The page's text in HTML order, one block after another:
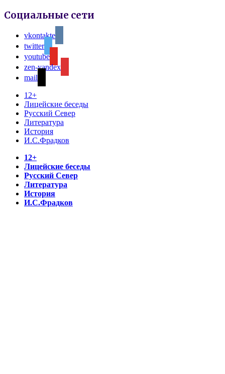
Социальные сети
vkontakte
twitter
youtube
zen-yandex
mail
12+
Лицейские беседы
Русский Север
Литература
История
И.С.Фрадков
12+
Лицейские беседы
Русский Север
Литература
История
И.С.Фрадков